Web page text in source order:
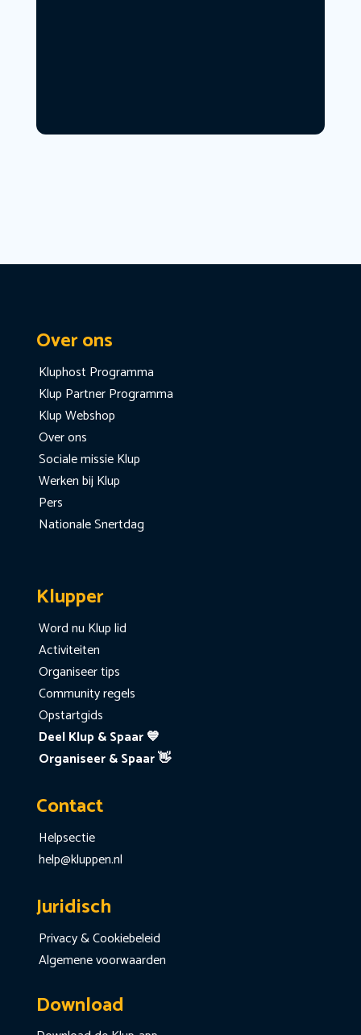
Over ons
Kluphost Programma
Klup Partner Programma
Klup Webshop
Over ons
Sociale missie Klup
Werken bij Klup
Pers
Nationale Snertdag
Klupper
Word nu Klup lid
Activiteiten
Organiseer tips
Community regels
Opstartgids
Deel Klup & Spaar 💙
Organiseer & Spaar 👋
Contact
Helpsectie
help@kluppen.nl
Juridisch
Privacy & Cookiebeleid
Algemene voorwaarden
Download